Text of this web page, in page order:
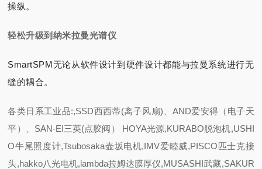
操纵。
轻松升级到纳米拉曼光谱仪
SmartSPM无论从软件设计到硬件设计都能与拉曼系统进行无
缝的耦合。
各类日系工业品:,SSD西西蒂(离子风扇)、AND爱安得（电子天
平）、SAN-EI三英(点胶阀） HOYA光源,KURABO脱泡机,USHI
O牛尾照度计,Tsubosaka壶坂电机,IMV爱睦威,PISCO匹士克接
头,hakko八光电机,lambda拉姆达膜厚仪,MUSASHI武藏,SAKUR